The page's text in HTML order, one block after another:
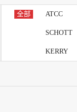
全部 ATCC
SCHOTT
KERRY